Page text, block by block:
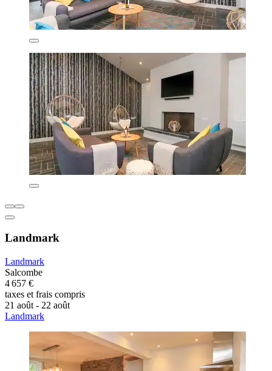
Landmark
Landmark
Salcombe
4 657 €
taxes et frais compris
21 août - 22 août
Landmark